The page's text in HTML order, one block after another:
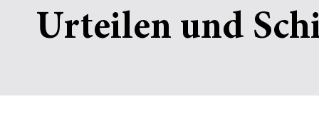
Urteilen und